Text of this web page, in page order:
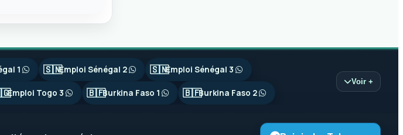
1 🇸🇳Emploi Sénégal 2 🇸🇳Emploi Sénégal 3
Emploi Togo 3 🇧🇫Burkina Faso 1 🇧🇫Burkina Faso 2
Voir +